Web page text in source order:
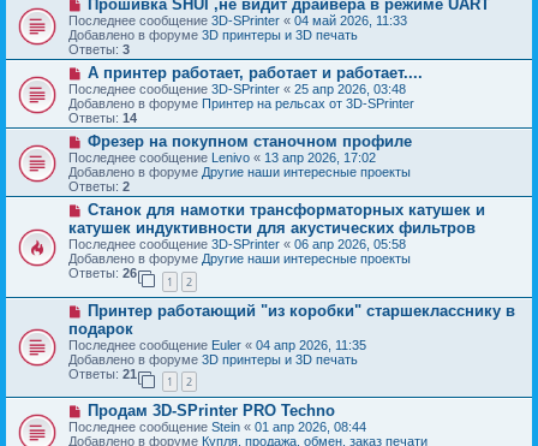
и
е
б
щ
е
н
и
е
о
в
о
е
с
о
о
б
щ
е
н
и
е
Прошивка SHUI ,не видит драйвера в режиме UART
Последнее сообщение 3D-SPrinter « 04 май 2026, 11:33
Добавлено в форуме 3D принтеры и 3D печать
Ответы: 3
Н
о
в
о
е
с
о
о
б
щ
е
н
и
е
А принтер работает, работает и работает....
Последнее сообщение 3D-SPrinter « 25 апр 2026, 03:48
Добавлено в форуме Принтер на рельсах от 3D-SPrinter
Ответы: 14
Н
о
в
о
е
с
о
о
б
щ
е
н
е
Фрезер на покупном станочном профиле
Последнее сообщение Lenivo « 13 апр 2026, 17:02
Добавлено в форуме Другие наши интересные проекты
Ответы: 2
Н
в
о
е
с
о
щ
е
н
и
е
Станок для намотки трансформаторных катушек и
катушек индуктивности для акустических фильтров
Последнее сообщение 3D-SPrinter « 06 апр 2026, 05:58
Добавлено в форуме Другие наши интересные проекты
Ответы: 26
1 2
Н
в
о
е
с
о
о
б
щ
Принтер работающий "из коробки" старшекласснику в
подарок
Последнее сообщение Euler « 04 апр 2026, 11:35
Добавлено в форуме 3D принтеры и 3D печать
Ответы: 21
1 2
Н
о
в
Продам 3D-SPrinter PRO Techno
Последнее сообщение Stein « 01 апр 2026, 08:44
Добавлено в форуме Купля, продажа, обмен, заказ печати